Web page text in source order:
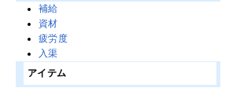
補給
資材
疲労度
入渠
アイテム